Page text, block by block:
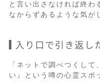
と言い出さなければ終わ
なからずあるような気が
入り口で引き返し
「ネットで調べつくし
い』という噂の心霊スポ